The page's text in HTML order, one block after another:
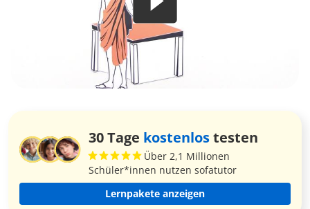
30 Tage kostenlostesten
Über 2,1 Millionen
Schüler*innen nutzen sofatutor
Lernpakete anzeigen